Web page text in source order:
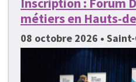
métiers en Hauts-
08 octobre 2026 •